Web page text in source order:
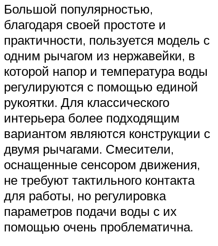
Большой популярностью,
благодаря своей простоте и
практичности, пользуется модель с
одним рычагом из нержавейки, в
которой напор и температура воды
регулируются с помощью единой
рукоятки. Для классического
интерьера более подходящим
вариантом являются конструкции с
двумя рычагами. Смесители,
оснащенные сенсором движения,
не требуют тактильного контакта
для работы, но регулировка
параметров подачи воды с их
помощью очень проблематична.